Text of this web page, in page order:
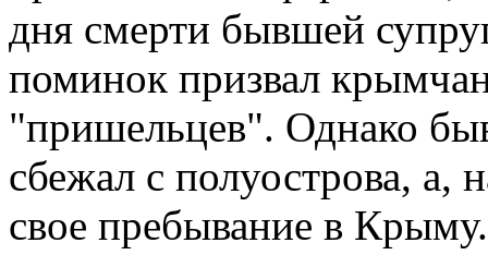
дня смерти бывшей
поминок призвал
"пришельцев". Однако
сбежал с полуострова, а,
свое пребывание в Крыму.